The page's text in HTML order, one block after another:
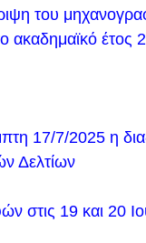
έγινε
μετεωρολόγους
εκπαίδευσης
λόγω έντονων
θα
αθλητικοί χώροι.
αλάτι στους
του
ακαδημαϊκό έτος
17/7/2025 η
Δελτίων
στις 19 και 20